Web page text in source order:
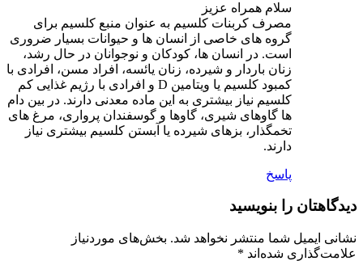
سلام همراه عزیز
مصرف کربنات کلسیم به عنوان منبع کلسیم برای
گروه های خاصی از انسان ها و حیوانات بسیار ضروری
است. در انسان ها، کودکان و نوجوانان در حال رشد،
زنان باردار و شیرده، زنان یائسه، افراد مسن، افرادی با
کمبود کلسیم یا ویتامین D و افرادی با رژیم غذایی کم
کلسیم نیاز بیشتری به این ماده معدنی دارند. در بین دام
ها گاوهای شیری، گاوها و گوسفندان پرواری، مرغ های
تخمگذار، بزهای شیرده یا آبستن کلسیم بیشتری نیاز
دارند.
پاسخ
دیدگاهتان را بنویسید
نشانی ایمیل شما منتشر نخواهد شد. بخش‌های موردنیاز
علامت‌گذاری شده‌اند *